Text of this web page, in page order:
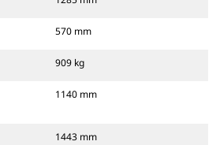
570 mm
909 kg
1140 mm
1443 mm